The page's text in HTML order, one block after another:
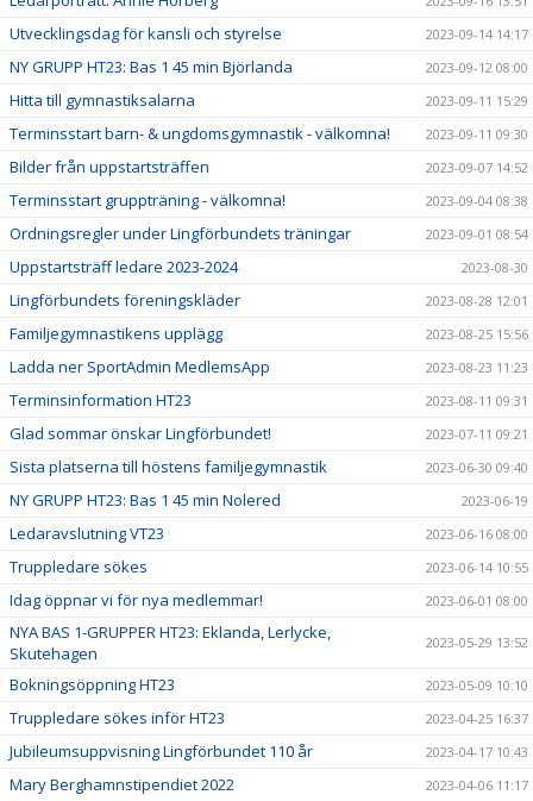
Utvecklingsdag för kansli och styrelse 2023-09-14 14:17
NY GRUPP HT23: Bas 1 45 min Björlanda 2023-09-12 08:00
Hitta till gymnastiksalarna 2023-09-11 15:29
Terminsstart barn- & ungdomsgymnastik - välkomna! 2023-09-11 09:30
Bilder från uppstartsträffen 2023-09-07 14:52
Terminsstart gruppträning - välkomna! 2023-09-04 08:38
Ordningsregler under Lingförbundets träningar 2023-09-01 08:54
Uppstartsträff ledare 2023-2024 2023-08-30
Lingförbundets föreningskläder 2023-08-28 12:01
Familjegymnastikens upplägg 2023-08-25 15:56
Ladda ner SportAdmin MedlemsApp 2023-08-23 11:23
Terminsinformation HT23 2023-08-11 09:31
Glad sommar önskar Lingförbundet! 2023-07-11 09:21
Sista platserna till höstens familjegymnastik 2023-06-30 09:40
NY GRUPP HT23: Bas 1 45 min Nolered 2023-06-19
Ledaravslutning VT23 2023-06-16 08:00
Truppledare sökes 2023-06-14 10:55
Idag öppnar vi för nya medlemmar! 2023-06-01 08:00
NYA BAS 1-GRUPPER HT23: Eklanda, Lerlycke,
Skutehagen
2023-05-29 13:52
Bokningsöppning HT23 2023-05-09 10:10
Truppledare sökes inför HT23 2023-04-25 16:37
Jubileumsuppvisning Lingförbundet 110 år 2023-04-17 10:43
Mary Berghamnstipendiet 2022 2023-04-06 11:17